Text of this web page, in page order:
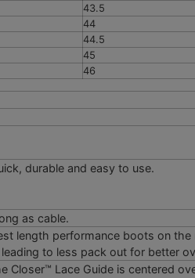
43.5
44
44.5
45
46
durable and easy to use.
as cable.
length performance boots on
to less pack out for better
Lace Guide is centered